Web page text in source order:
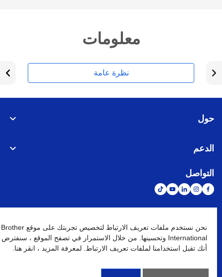
معلومات
نظرة عامة
حول
الدعم
التواصل
الشبكة العالمية
نهج الخصوصية شروط الإستخدام خريطة الموقع الإنتقال إلى الموقع العالمي
كافة الحقوق محفوظة. BROTHER INTERNATIONAL (GULF) FZE
نحن نستخدم ملفات تعريف الارتباط لتخصيص تجربتك على موقع Brother
International وتحسينها. من خلال الاستمرار في تصفح الموقع ، سنفترض
أنك تقبل استخدامنا لملفات تعريف الارتباط. لمعرفة المزيد ، انقر هنا.